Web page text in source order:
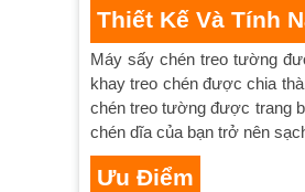
Thiết Kế Và Tính
Máy sấy chén treo tường
khay treo chén được chia
chén treo tường được trang
chén dĩa của bạn trở nên
Ưu Điểm